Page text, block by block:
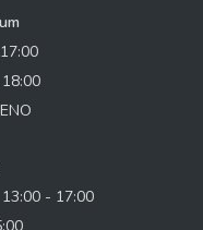
- 17:00